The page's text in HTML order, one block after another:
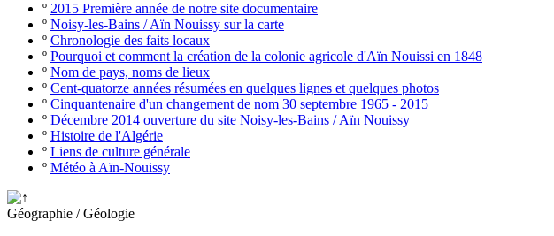
º 2015 Première année de notre site documentaire
º Noisy-les-Bains / Aïn Nouissy sur la carte
º Chronologie des faits locaux
º Pourquoi et comment la création de la colonie agricole d'Aïn Nouissi en 1848
º Nom de pays, noms de lieux
º Cent-quatorze années résumées en quelques lignes et quelques photos
º Cinquantenaire d'un changement de nom 30 septembre 1965 - 2015
º Décembre 2014 ouverture du site Noisy-les-Bains / Aïn Nouissy
º Histoire de l'Algérie
º Liens de culture générale
º Météo à Aïn-Nouissy
Géographie / Géologie